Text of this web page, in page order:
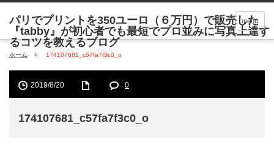
menu
ホーム 174107681_c57fa7f3c0_o
2019/8/20 0
174107681_c57fa7f3c0_o